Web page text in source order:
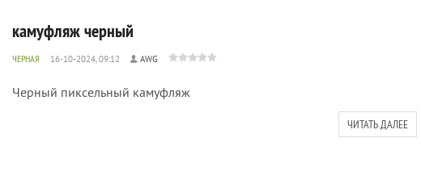
камуфляж черный
ЧЕРНАЯ 16-10-2024, 09:12 AWG
Черный пиксельный камуфляж
ЧИТАТЬ ДАЛЕЕ